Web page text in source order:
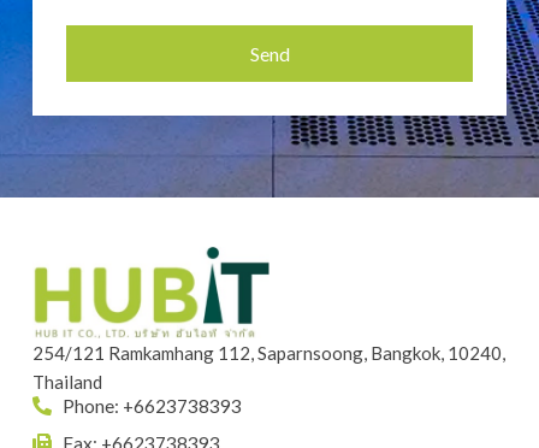
Send
254/121 Ramkamhang 112, Saparnsoong, Bangkok, 10240,
Thailand
Phone: +6623738393
Fax: +6623738393